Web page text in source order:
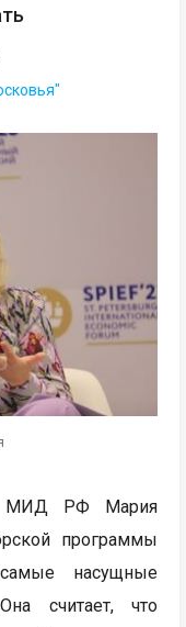
МИД РФ Мария
программы
насущные
считает, что